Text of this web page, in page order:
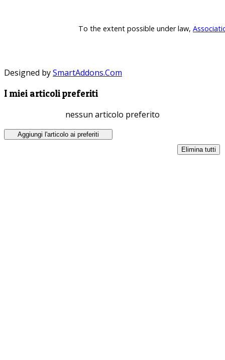
To the extent possible under law,
Designed bySmartAddons.Com
I miei articoli preferiti
nessun articolo preferito